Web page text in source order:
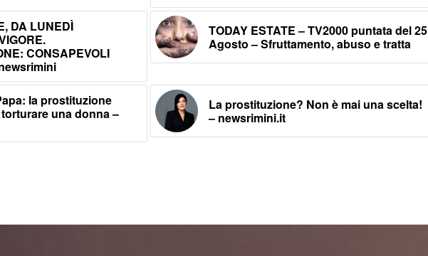
DA LUNEDÌ
CONSAPEVOLI
TODAY ESTATE – TV2000 puntata del 25
Agosto – Sfruttamento, abuso e tratta
la prostituzione
una donna –
La prostituzione? Non è mai una scelta!
– newsrimini.it